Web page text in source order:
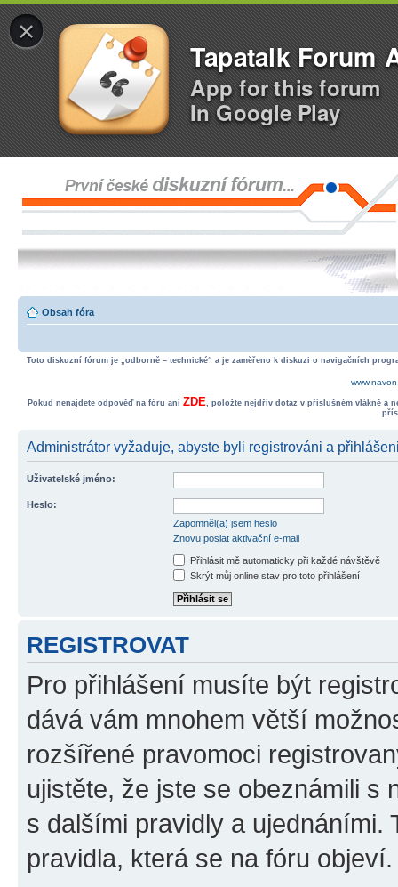
×
Tapatalk Forum
App for this forum
In Google Play
Obsah fóra
Toto diskuzní fórum je „odborně – technické“ a je zaměřeno k diskuzi o navigačních
Pokud nenajdete odpověď na fóru ani ZDE, položte nejdřív dotaz v příslušném vlákně a
Administrátor vyžaduje, abyste byli registrováni a
Uživatelské jméno:
Heslo:
Zapomněl(a) jsem heslo
Znovu poslat aktivační e-mail
Přihlásit mě automaticky při každé návštěvě
Skrýt můj online stav pro toto přihlášení
REGISTROVAT
Pro přihlášení musíte být
dává vám mnohem větší
rozšířené pravomoci
ujistěte, že jste se obeznámili s
s dalšími pravidly a ujednáními.
pravidla, která se na fóru objeví.